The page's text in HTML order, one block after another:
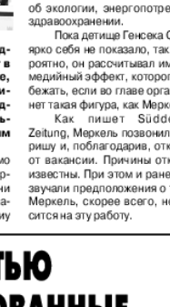
на сайте изданий
Авангард